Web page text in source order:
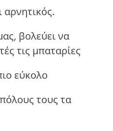
αρνητικός.
βολεύει να
τις μπαταρίες
εύκολο
τους τα